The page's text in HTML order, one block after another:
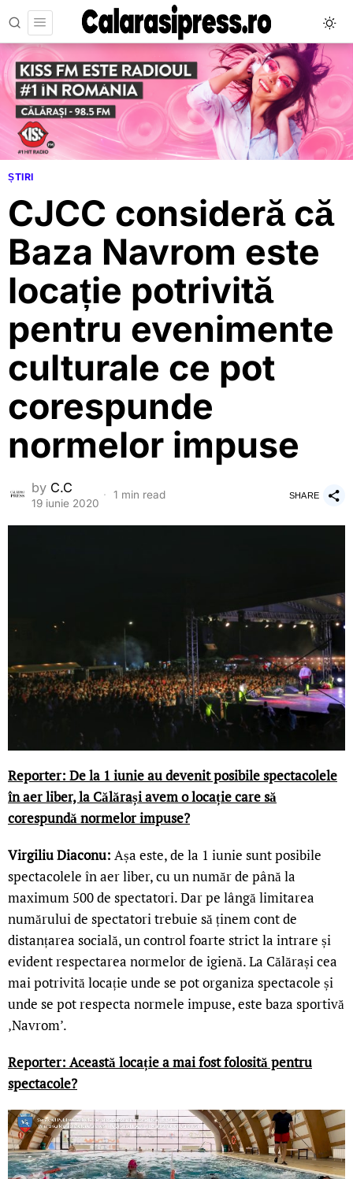
ȘTIRI
CJCC consideră că
Baza Navrom este
locație potrivită
pentru evenimente
culturale ce pot
corespunde
normelor impuse
by C.C
19 iunie 2020
1 min read SHARE
Reporter: De la 1 iunie au devenit posibile spectacolele
în aer liber, la Călărași avem o locație care să
corespundă normelor impuse?
Virgiliu Diaconu: Așa este, de la 1 iunie sunt posibile
spectacolele în aer liber, cu un număr de până la
maximum 500 de spectatori. Dar pe lângă limitarea
numărului de spectatori trebuie să ținem cont de
distanțarea socială, un control foarte strict la intrare și
evident respectarea normelor de igienă. La Călărași cea
mai potrivită locație unde se pot organiza spectacole și
unde se pot respecta normele impuse, este baza sportivă
‚Navrom’.
Reporter: Această locație a mai fost folosită pentru
spectacole?